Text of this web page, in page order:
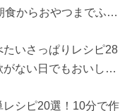
食からおやつまでふん
たいさっぱりレシピ28
がない日でもおいしい
レシピ20選！10分で作